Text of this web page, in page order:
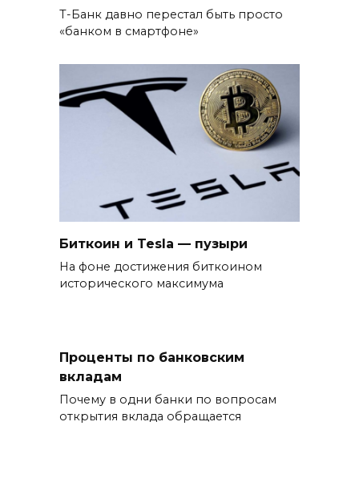
Т-Банк давно перестал быть просто
«банком в смартфоне»
Биткоин и Tesla — пузыри
На фоне достижения биткоином
исторического максимума
Проценты по банковским
вкладам
Почему в одни банки по вопросам
открытия вклада обращается